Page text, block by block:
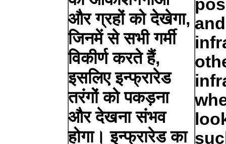
और ग्रहों को देखेगा,
जिनमें से सभी गर्मी
विकीर्ण करते हैं,
इसलिए इन्फ्रारेड
तरंगों को पकड़ना
और देखना संभव
होगा। इन्फ्रारेड का